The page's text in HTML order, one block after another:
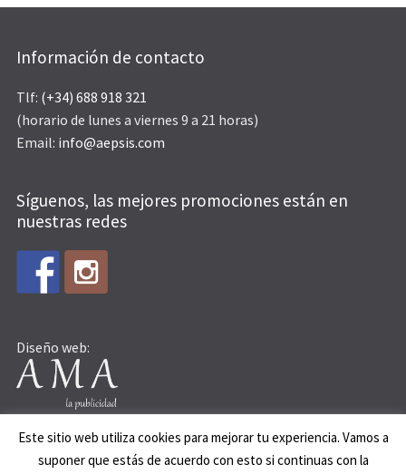
Información de contacto
Tlf: (+34) 688 918 321
(horario de lunes a viernes 9 a 21 horas)
Email: info@aepsis.com
Síguenos, las mejores promociones están en
nuestras redes
Diseño web:
Este sitio web utiliza cookies para mejorar tu experiencia. Vamos a
suponer que estás de acuerdo con esto si continuas con la